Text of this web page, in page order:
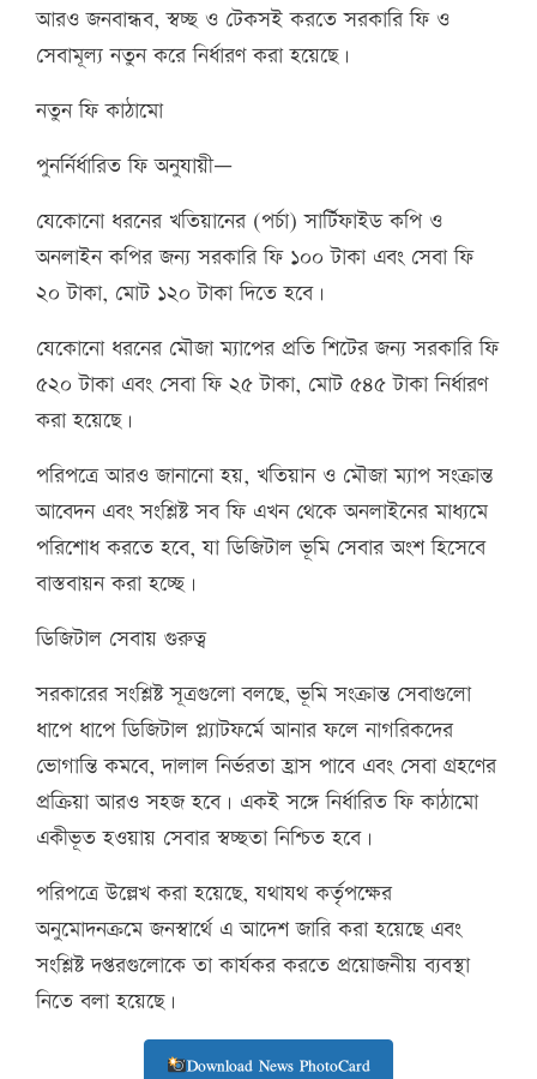
আরও জনবান্ধব, স্বচ্ছ ও টেকসই করতে সরকারি ফি ও
সেবামূল্য নতুন করে নির্ধারণ করা হয়েছে।
নতুন ফি কাঠামো
পুনর্নির্ধারিত ফি অনুযায়ী—
যেকোনো ধরনের খতিয়ানের (পর্চা) সার্টিফাইড কপি ও
অনলাইন কপির জন্য সরকারি ফি ১০০ টাকা এবং সেবা ফি
২০ টাকা, মোট ১২০ টাকা দিতে হবে।
যেকোনো ধরনের মৌজা ম্যাপের প্রতি শিটের জন্য সরকারি ফি
৫২০ টাকা এবং সেবা ফি ২৫ টাকা, মোট ৫৪৫ টাকা নির্ধারণ
করা হয়েছে।
পরিপত্রে আরও জানানো হয়, খতিয়ান ও মৌজা ম্যাপ সংক্রান্ত
আবেদন এবং সংশ্লিষ্ট সব ফি এখন থেকে অনলাইনের মাধ্যমে
পরিশোধ করতে হবে, যা ডিজিটাল ভূমি সেবার অংশ হিসেবে
বাস্তবায়ন করা হচ্ছে।
ডিজিটাল সেবায় গুরুত্ব
সরকারের সংশ্লিষ্ট সূত্রগুলো বলছে, ভূমি সংক্রান্ত সেবাগুলো
ধাপে ধাপে ডিজিটাল প্ল্যাটফর্মে আনার ফলে নাগরিকদের
ভোগান্তি কমবে, দালাল নির্ভরতা হ্রাস পাবে এবং সেবা গ্রহণের
প্রক্রিয়া আরও সহজ হবে। একই সঙ্গে নির্ধারিত ফি কাঠামো
একীভূত হওয়ায় সেবার স্বচ্ছতা নিশ্চিত হবে।
পরিপত্রে উল্লেখ করা হয়েছে, যথাযথ কর্তৃপক্ষের
অনুমোদনক্রমে জনস্বার্থে এ আদেশ জারি করা হয়েছে এবং
সংশ্লিষ্ট দপ্তরগুলোকে তা কার্যকর করতে প্রয়োজনীয় ব্যবস্থা
নিতে বলা হয়েছে।
Download News PhotoCard